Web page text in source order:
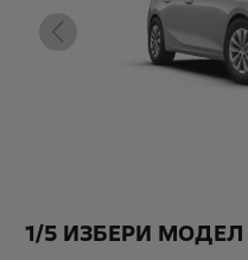
1/5 ИЗБЕРИ МОДЕЛ